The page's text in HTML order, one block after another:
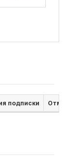
подписки